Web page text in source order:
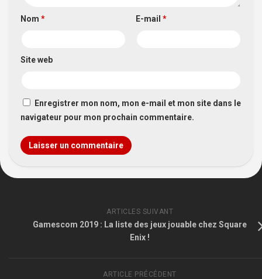
Nom * E-mail *
Site web
Enregistrer mon nom, mon e-mail et mon site dans le
navigateur pour mon prochain commentaire.
ARTICLES SUIVANT
Gamescom 2019 : La liste des jeux jouable chez Square
Enix !
ARTICLE PRÉCÉDENT